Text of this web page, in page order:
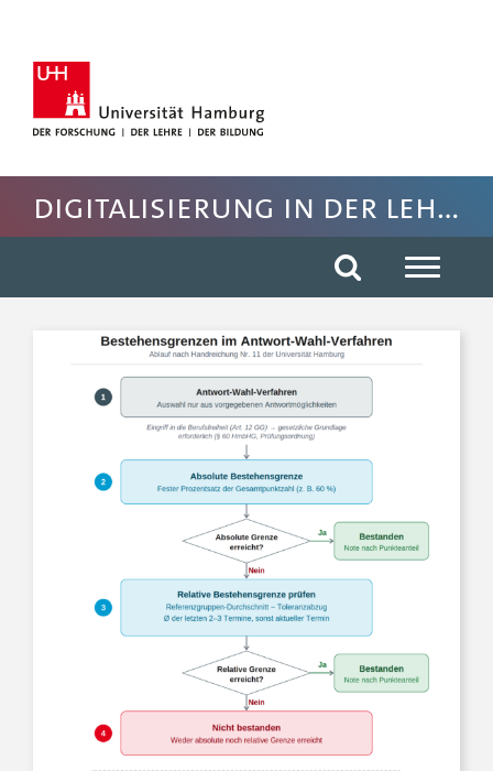
Rechte Spalte anspringen
Fussbereich der Seite anspringen
Digitalisierung in der Lehre WiSo